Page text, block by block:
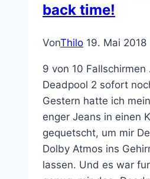
back time!
VonThilo 19. Mai 2018
9 von 10
Deadpool 2 sofort
Gestern hatte ich
enger Jeans in einen
gequetscht, um mir
Dolby Atmos ins
lassen. Und es war